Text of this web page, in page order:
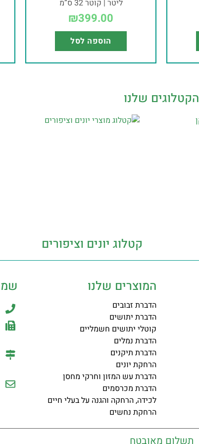
ליטר | קוטר 32 ס”מ
₪399.00
הוספה לסל
הקטלוגים שלנו
קטלוג יונים וציפורים
המוצרים שלנו
הדברת זבובים
הדברת יתושים
קוטלי יתושים חשמליים
הדברת נמלים
הדברת תיקנים
הרחקת יונים
הדברת עש המזון וחרקי מחסן
הדברת מכרסמים
לכידה, הרחקה והגנה על בעלי חיים
הרחקת נחשים
תשלום מאובטח